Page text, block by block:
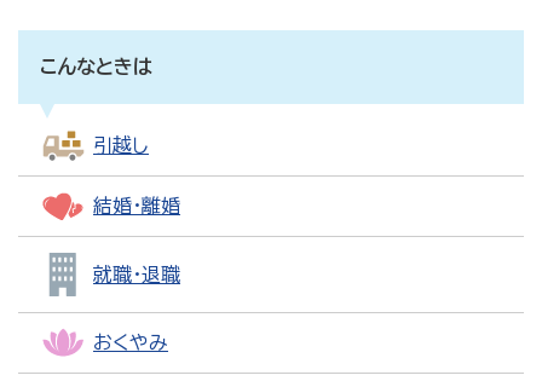
こんなときは
引越し
結婚・離婚
就職・退職
おくやみ